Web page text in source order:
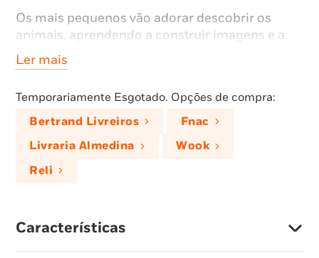
Os mais pequenos vão adorar descobrir os
animais, aprendendo a construir imagens e a
associar palavras ao mover as peças e compor
os 4 puzzles deste livro interativo!
Ler mais
Temporariamente Esgotado. Opções de compra:
Bertrand Livreiros
Fnac
Livraria Almedina
Wook
Reli
Características